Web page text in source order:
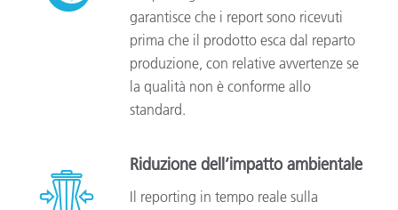
garantisce che i report sono ricevuti
prima che il prodotto esca dal reparto
produzione, con relative avvertenze se
la qualità non è conforme allo
standard.
Riduzione dell’impatto ambientale
Il reporting in tempo reale sulla